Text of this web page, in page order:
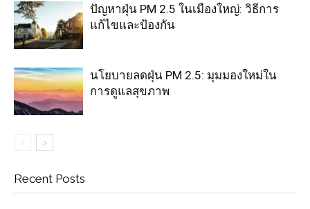
ปัญหาฝุ่น PM 2.5 ในเมืองใหญ่: วิธีการ
แก้ไขและป้องกัน
นโยบายลดฝุ่น PM 2.5: มุมมองใหม่ใน
การดูแลสุขภาพ
Recent Posts